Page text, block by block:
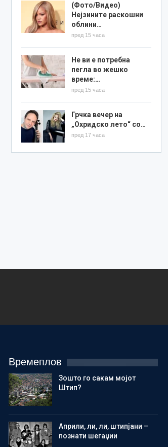
(Фото/Видео)
Нејзините раскошни
облини…
пред 15 часа
Не ви е потребна
пегла во жешко
време:…
пред 15 часа
Грчка вечер на
„Охридско лето“ со…
пред 17 часа
Времеплов
Зошто го сакам мојот
Штип?
Aприли, ли, ли, штипјани –
познати шегаџии